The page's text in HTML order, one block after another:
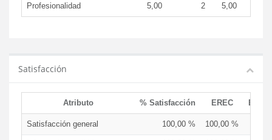
Profesionalidad 5,00 2 5,00
Satisfacción
Atributo % Satisfacción EREC
Satisfacción general 100,00 % 100,00 %